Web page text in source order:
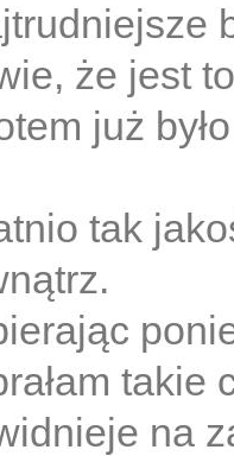
że jest
już
tak
takie
na